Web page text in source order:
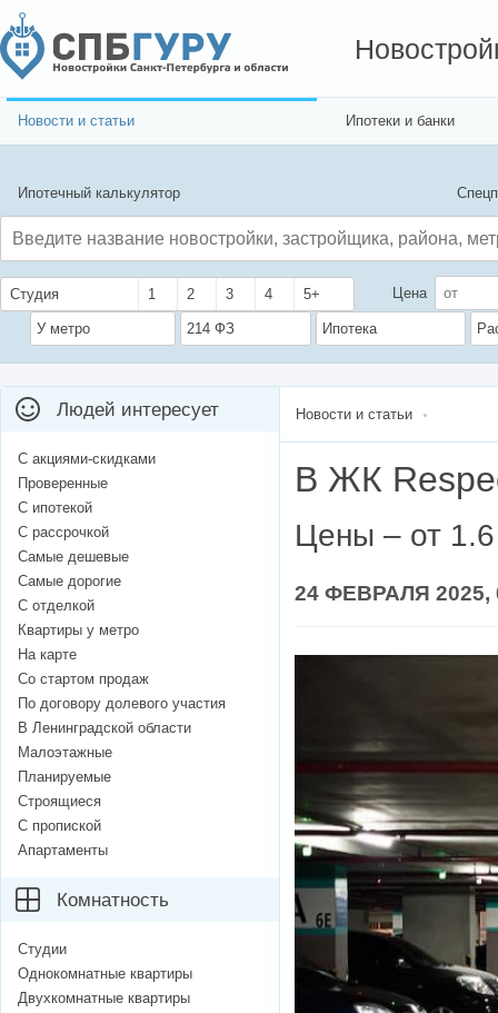
Новости и статьи Ипотеки и банки
Ипотечный калькулятор
Студия 1 2 3 4 5+ Цена
У метро 214 ФЗ Ипотека
Новости и статьи
В ЖК
Цены – от
24 ФЕВРАЛЯ 2025,
Людей интересует
С акциями-скидками
Проверенные
С ипотекой
С рассрочкой
Самые дешевые
Самые дорогие
С отделкой
Квартиры у метро
На карте
Со стартом продаж
По договору долевого участия
В Ленинградской области
Малоэтажные
Планируемые
Строящиеся
С пропиской
Апартаменты
Комнатность
Студии
Однокомнатные квартиры
Двухкомнатные квартиры